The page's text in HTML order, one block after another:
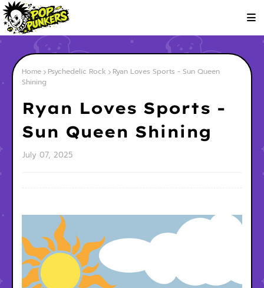
Home Psychedelic Rock
Ryan Loves Sports - Sun Queen
Shining
Ryan Loves Sports -
Sun Queen Shining
July 07, 2025